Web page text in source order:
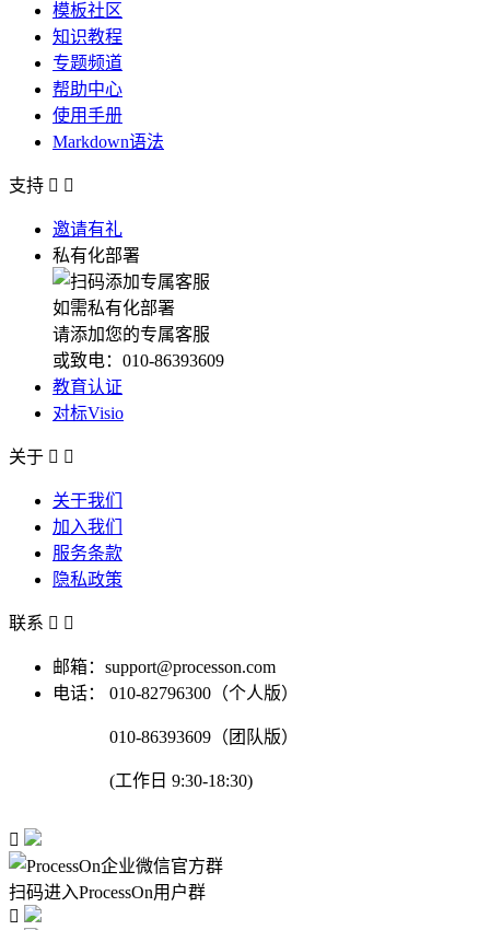
模板社区
知识教程
专题频道
帮助中心
使用手册
Markdown语法
支持  
邀请有礼
私有化部署
如需私有化部署
请添加您的专属客服
或致电：010-86393609
教育认证
对标Visio
关于  
关于我们
加入我们
服务条款
隐私政策
联系  
邮箱：support@processon.com
电话：
010-82796300（个人版）
010-86393609（团队版）
(工作日 9:30-18:30)

扫码进入ProcessOn用户群
